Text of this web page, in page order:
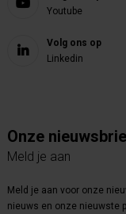
Youtube
Volg ons op
Linkedin
Onze
Meld je aan
Meld je aan voor onze
nieuws en onze nieuwste